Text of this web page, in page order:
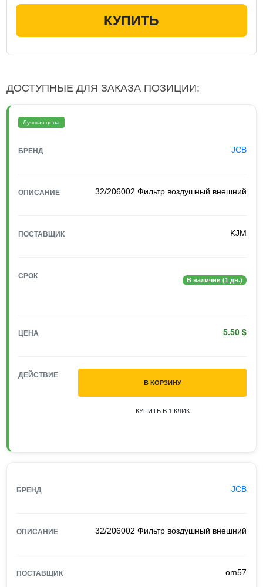
КУПИТЬ
ДОСТУПНЫЕ ДЛЯ ЗАКАЗА ПОЗИЦИИ:
Лучшая цена
БРЕНД JCB
ОПИСАНИЕ 32/206002 Фильтр воздушный внешний
ПОСТАВЩИК KJM
СРОК В наличии (1 дн.)
ЦЕНА 5.50 $
ДЕЙСТВИЕ
В КОРЗИНУ
КУПИТЬ В 1 КЛИК
БРЕНД JCB
ОПИСАНИЕ 32/206002 Фильтр воздушный внешний
ПОСТАВЩИК om57